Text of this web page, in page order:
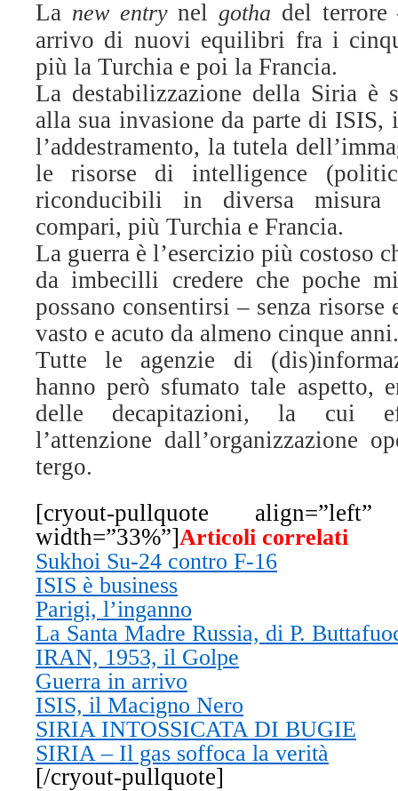
La new entrynel gotha del
arrivo di nuovi equilibri fra i
più la Turchia e poi la Francia.
La destabilizzazione della Siria è
alla sua invasione da parte di
l’addestramento, la tutela
le risorse di intelligence
riconducibili in diversa misura
compari, più Turchia e Francia.
La guerra è l’esercizio più costoso
da imbecilli credere che poche
possano consentirsi – senza
vasto e acuto da almeno cinque anni.
Tutte le agenzie di
hanno però sfumato tale aspetto,
delle decapitazioni, la cui
l’attenzione dall’organizzazione
tergo.
[cryout-pullquote align=”left”
width=”33%”]Articoli correlati
Sukhoi Su-24 contro F-16
ISIS è business
Parigi, l’inganno
La Santa Madre Russia, di P.
IRAN, 1953, il Golpe
Guerra in arrivo
ISIS, il Macigno Nero
SIRIA INTOSSICATA DI BUGIE
SIRIA – Il gas soffoca la verità
[/cryout-pullquote]